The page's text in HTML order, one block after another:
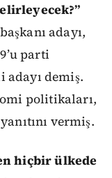
adayı,
parti
demiş.
politikaları,
vermiş.
hiçbir ülkede